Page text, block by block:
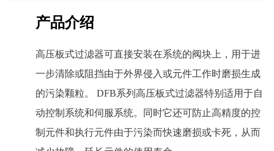
产品介绍
高压板式过滤器可直接安装在系统的阀块上，用于进
一步清除或阻挡由于外界侵入或元件工作时磨损生成
的污染颗粒。 DFB系列高压板式过滤器特别适用于自
动控制系统和伺服系统。同时它还可防止高精度的控
制元件和执行元件由于污染而快速磨损或卡死，从而